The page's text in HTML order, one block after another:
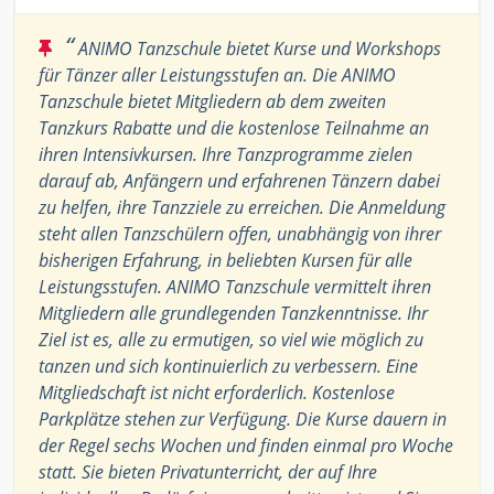
“ANIMO Tanzschule bietet Kurse und Workshops
für Tänzer aller Leistungsstufen an. Die ANIMO
Tanzschule bietet Mitgliedern ab dem zweiten
Tanzkurs Rabatte und die kostenlose Teilnahme an
ihren Intensivkursen. Ihre Tanzprogramme zielen
darauf ab, Anfängern und erfahrenen Tänzern dabei
zu helfen, ihre Tanzziele zu erreichen. Die Anmeldung
steht allen Tanzschülern offen, unabhängig von ihrer
bisherigen Erfahrung, in beliebten Kursen für alle
Leistungsstufen. ANIMO Tanzschule vermittelt ihren
Mitgliedern alle grundlegenden Tanzkenntnisse. Ihr
Ziel ist es, alle zu ermutigen, so viel wie möglich zu
tanzen und sich kontinuierlich zu verbessern. Eine
Mitgliedschaft ist nicht erforderlich. Kostenlose
Parkplätze stehen zur Verfügung. Die Kurse dauern in
der Regel sechs Wochen und finden einmal pro Woche
statt. Sie bieten Privatunterricht, der auf Ihre